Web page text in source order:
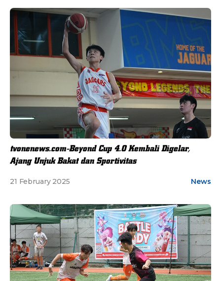
tvonenews.com-Beyond Cup 4.0 Kembali Digelar,
Ajang Unjuk Bakat dan Sportivitas
21 February 2025 News